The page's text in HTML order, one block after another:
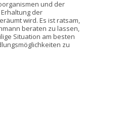
und der
der
wird. Es ist ratsam,
beraten zu lassen,
Situation am besten
zu